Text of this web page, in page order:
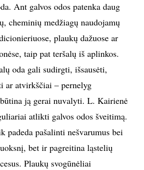
Ant galvos odos patenka daug
cheminių medžiagų naudojamų
plaukų dažuose ar
taip pat teršalų iš aplinkos.
oda gali sudirgti, išsausėti,
ar atvirkščiai – pernelyg
ją gerai nuvalyti. L. Kairienė
atlikti galvos odos šveitimą.
padeda pašalinti nešvarumus bei
bet ir pagreitina ląstelių
Plaukų svogūnėliai